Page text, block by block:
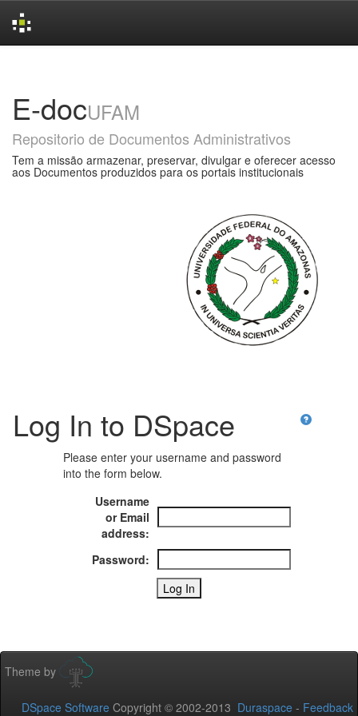
E-docUFAM
Repositorio de Documentos Administrativos
Tem a missão armazenar, preservar, divulgar e oferecer acesso
aos Documentos produzidos para os portais institucionais
Log In to DSpace
Please enter your username and password
into the form below.
Username
or Email
address:
Password:
Theme by
DSpace Software Copyright © 2002-2013 Duraspace - Feedback